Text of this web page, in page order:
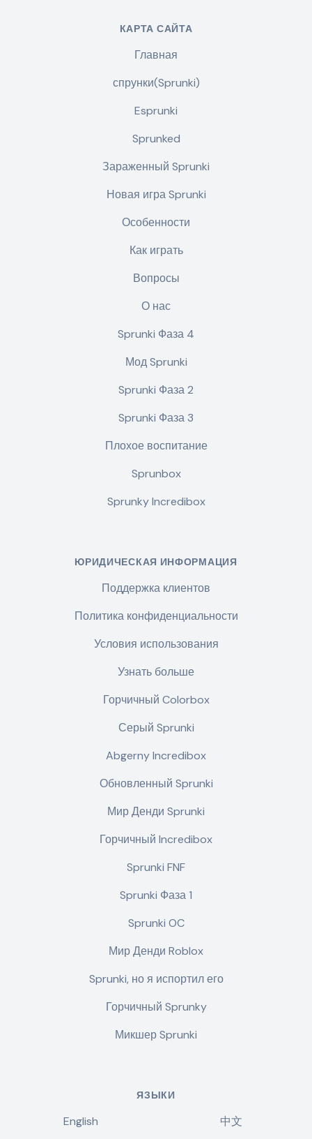
КАРТА САЙТА
Главная
спрунки(Sprunki)
Esprunki
Sprunked
Зараженный Sprunki
Новая игра Sprunki
Особенности
Как играть
Вопросы
О нас
Sprunki Фаза 4
Мод Sprunki
Sprunki Фаза 2
Sprunki Фаза 3
Плохое воспитание
Sprunbox
Sprunky Incredibox
ЮРИДИЧЕСКАЯ ИНФОРМАЦИЯ
Поддержка клиентов
Политика конфиденциальности
Условия использования
Узнать больше
Горчичный Colorbox
Серый Sprunki
Abgerny Incredibox
Обновленный Sprunki
Мир Денди Sprunki
Горчичный Incredibox
Sprunki FNF
Sprunki Фаза 1
Sprunki OC
Мир Денди Roblox
Sprunki, но я испортил его
Горчичный Sprunky
Микшер Sprunki
ЯЗЫКИ
English 中文